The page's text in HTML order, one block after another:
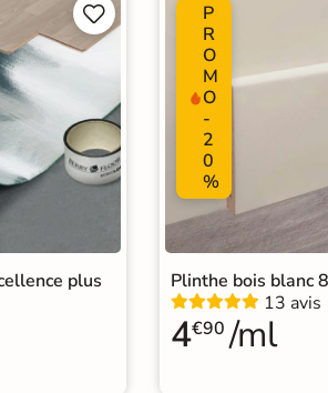
3D
Garantie 20 ans pour un usage
A+
Certification CE


plus
P
R
O
M
O
-
2
0
%
Plinthe bois blanc
13 avis
4€90 /ml